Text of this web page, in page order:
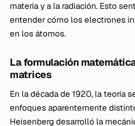
materia y a la radiación. Esto
entender cómo los electrones
en los átomos.
La formulación
matrices
En la década de 1920, la teoría
enfoques aparentemente
Heisenberg desarrolló la